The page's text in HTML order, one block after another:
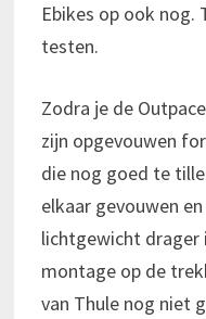
Ebikes op ook
testen.
Zodra je de
zijn opgevouwen
die nog goed te
elkaar gevouwen
lichtgewicht drager
montage op de
van Thule nog niet